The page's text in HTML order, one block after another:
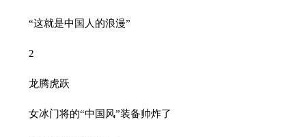
“这就是中国人的浪漫”
2
龙腾虎跃
女冰门将的“中国风”装备帅炸了